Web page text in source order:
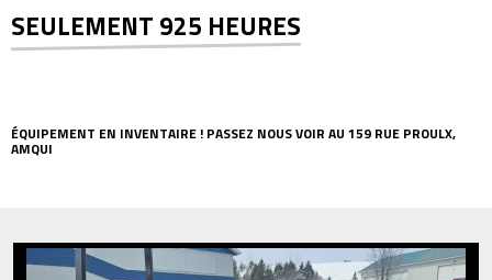
SEULEMENT 925 HEURES
ÉQUIPEMENT EN INVENTAIRE ! PASSEZ NOUS VOIR AU 159 RUE PROULX,
AMQUI